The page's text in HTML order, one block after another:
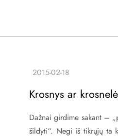
Krosnys ar
Dažnai girdime sakant –
šildyti“. Negi iš tikrųjų ta